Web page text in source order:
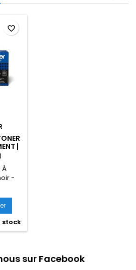
|
-
stock
favorite_border
sur Facebook